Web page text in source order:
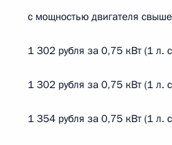
с мощностью двигателя
1 302 рубля за 0,75 кВт (1 л.
1 302 рубля за 0,75 кВт (1 л.
1 354 рубля за 0,75 кВт (1 л.